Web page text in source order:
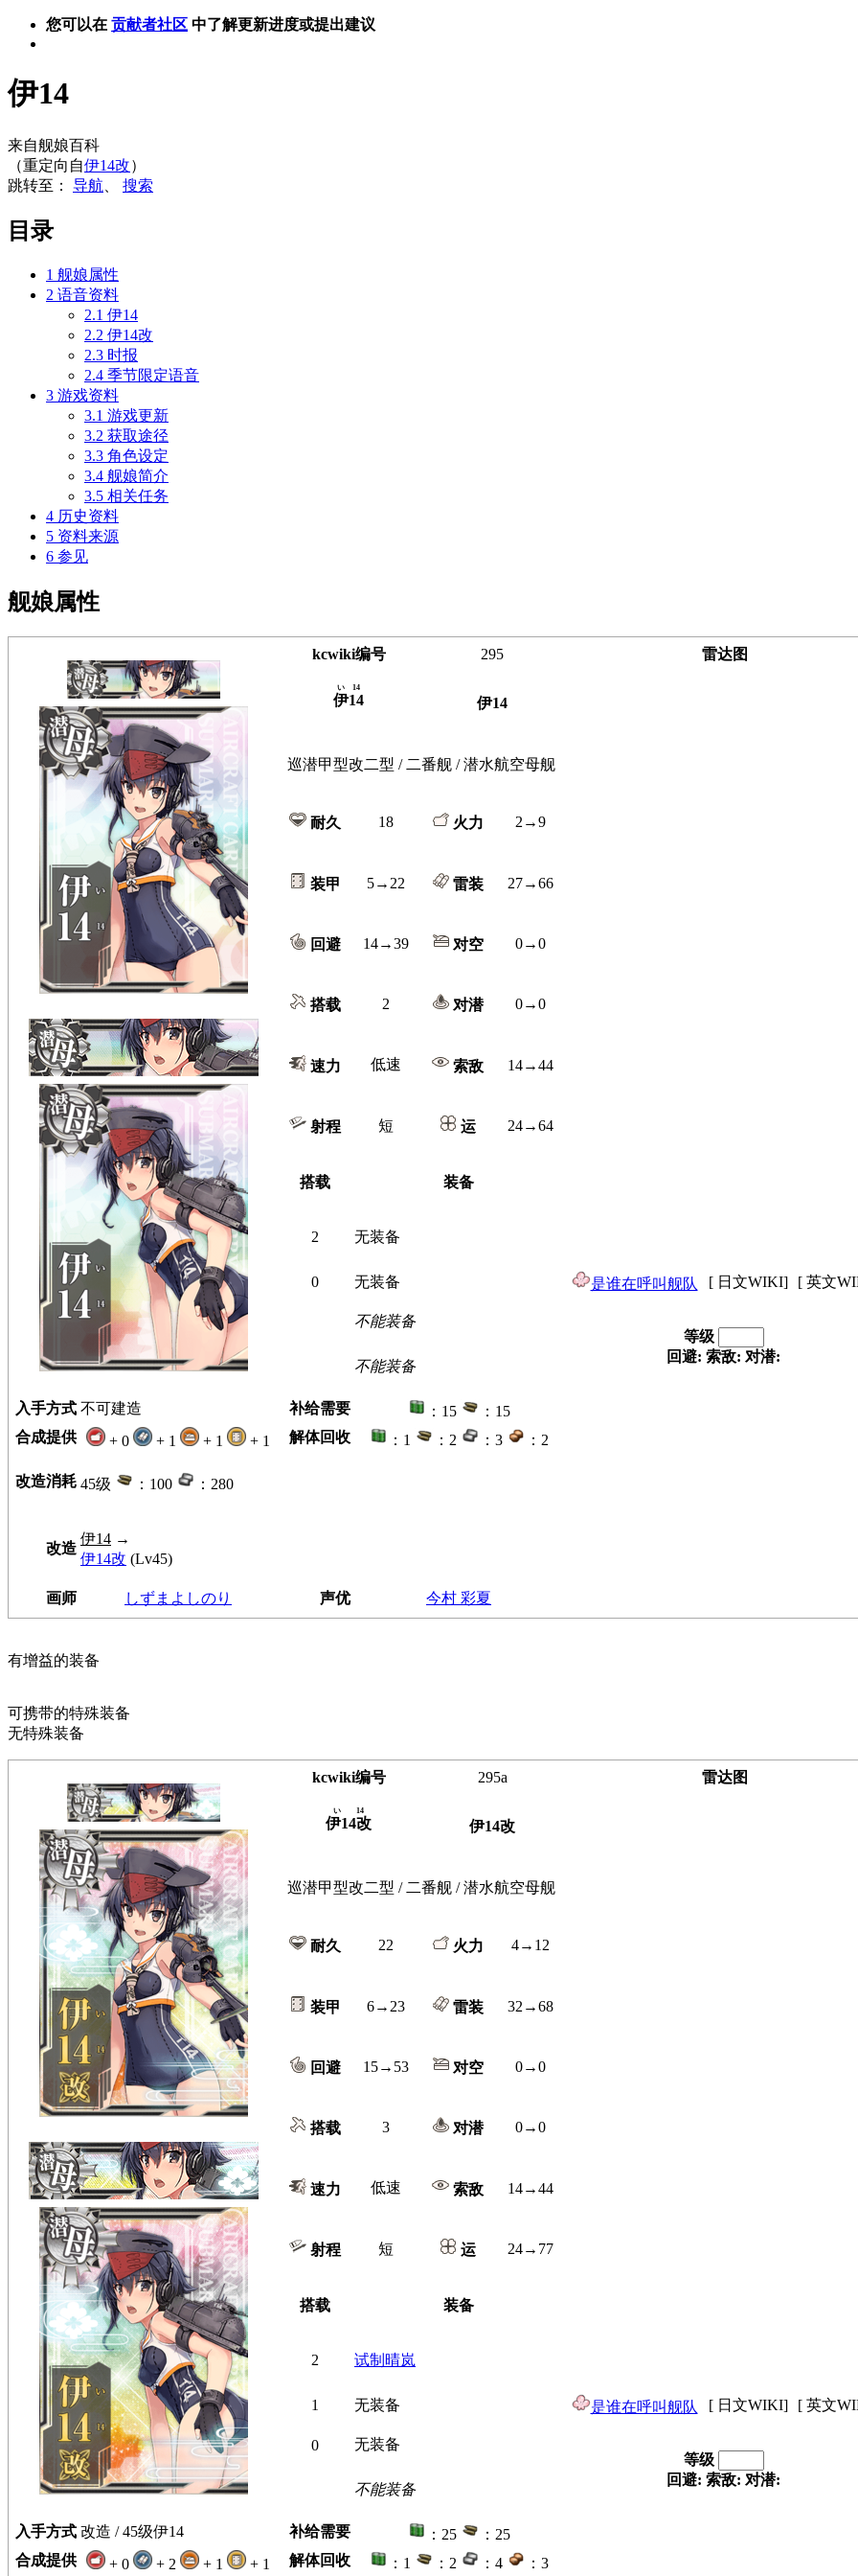
您可以在 贡献者社区 中了解更新进度或提出建议
伊14
来自舰娘百科
（重定向自伊14改）
跳转至： 导航 搜索
目录
1 舰娘属性
2 语音资料
2.1 伊14
2.2 伊14改
2.3 时报
2.4 季节限定语音
3 游戏资料
3.1 游戏更新
3.2 获取途径
3.3 角色设定
3.4 舰娘简介
3.5 相关任务
4 历史资料
5 资料来源
6 参见
舰娘属性
kcwiki编号 295 雷达图
伊14
い14
伊14
巡潜甲型改二型 / 二番舰 / 潜水航空母舰
耐久 18 火力 2→9
装甲 5→22 雷装 27→66
回避 14→39 对空 0→0
搭载 2 对潜 0→0
速力 低速 索敌 14→44
射程 短 运 24→64
搭载 装备
2 无装备
0 无装备 是谁在呼叫舰队 [ 日文WIKI] [ 英文
不能装备
等级
回避: 索敌: 对潜:
不能装备
入手方式 不可建造 补给需要 ：15
：15
合成提供
+ 0 + 1 + 1 + 1 解体回收 ：1 ：2 ：3 ：2
改造消耗 45级 ：100 ：280
改造
伊14 →
伊14改 (Lv45)
画师 しずまよしのり 声优 今村 彩夏
有增益的装备
可携带的特殊装备
无特殊装备
kcwiki编号 295a 雷达图
伊14改
い14
伊14改
巡潜甲型改二型 / 二番舰 / 潜水航空母舰
耐久 22 火力 4→12
装甲 6→23 雷装 32→68
回避 15→53 对空 0→0
搭载 3 对潜 0→0
速力 低速 索敌 14→44
射程 短 运 24→77
搭载 装备
2 试制晴岚
1 无装备 是谁在呼叫舰队 [ 日文WIKI] [ 英文
0
无装备
等级
回避: 索敌: 对潜:
不能装备
入手方式 改造 / 45级伊14 补给需要 ：25
：25
合成提供
+ 0 + 2 + 1 + 1 解体回收 ：1 ：2 ：4 ：3